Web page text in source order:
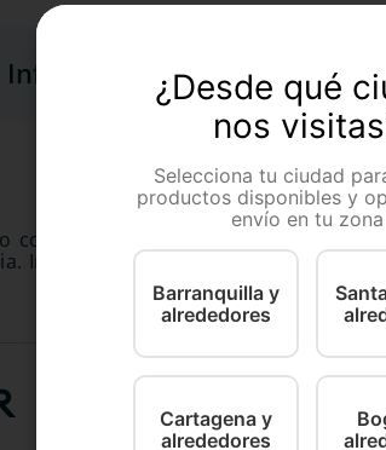
Información Adicional
completo para perros, formulado
Ingredientes de alta digestibilidad.
¿Desde qué
nos
Selecciona tu ciudad
productos disponibles y
envío en tu zona
Barranquilla y
alrededores
Cartagena y
alrededores